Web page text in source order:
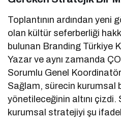
Toplantının ardından yeni
olan kültür seferberliği
bulunan Branding Türkiye
Yazar ve aynı zamanda
Sorumlu Genel
Sağlam, sürecin kurumsal
yönetileceğinin altını
kurumsal stratejiyi şu